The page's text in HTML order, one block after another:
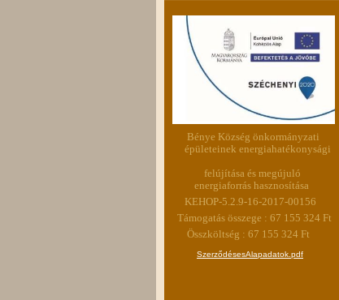
Bénye Község önkormányzati
épületeinek energiahatékonysági
felújítása és megújuló
energiaforrás hasznosítása
KEHOP-5.2.9-16-2017-00156
Támogatás összege : 67 155 324 Ft
Összköltség : 67 155 324 Ft
SzerződésesAlapadatok.pdf